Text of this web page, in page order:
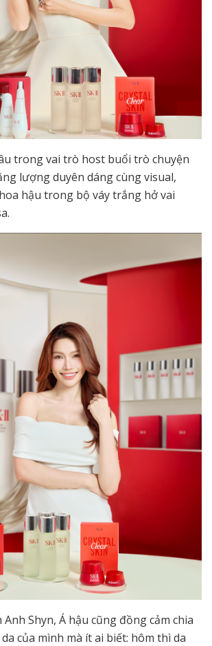
trong vai trò host buổi trò chuyện
lượng duyên dáng cùng visual,
hậu trong bộ váy trắng hở vai
Shyn, Á hậu cũng đồng cảm chia
của mình mà ít ai biết: hôm thì da